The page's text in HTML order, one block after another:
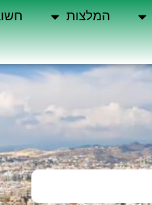
המלצות